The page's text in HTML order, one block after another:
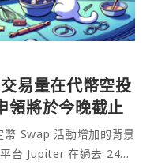
易量在代幣空投
領將於今晚截止
Swap 活動增加的背景
台 Jupiter 在過去 24